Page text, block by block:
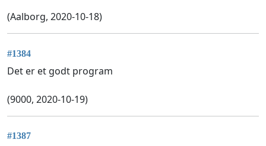
(Aalborg, 2020-10-18)
#1384
Det er et godt program
(9000, 2020-10-19)
#1387